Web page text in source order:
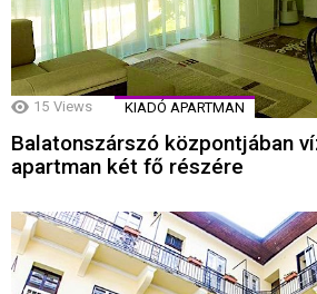
15 Views KIADÓ APARTMAN
Balatonszárszó központjában
apartman két fő részére